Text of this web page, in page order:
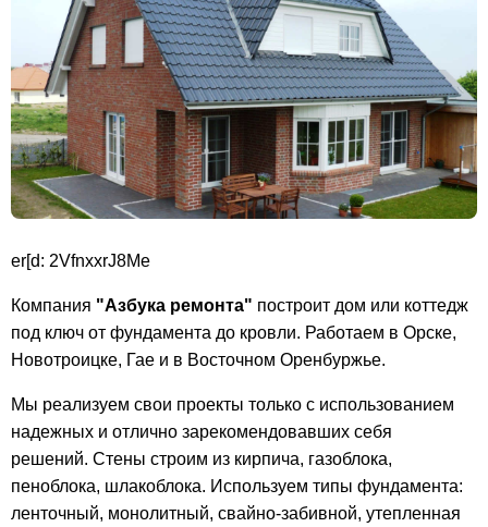
er[d: 2VfnxxrJ8Me
Компания "Азбука ремонта" построит дом или коттедж
под ключ от фундамента до кровли. Работаем в Орске,
Новотроицке, Гае и в Восточном Оренбуржье.
Мы реализуем свои проекты только с использованием
надежных и отлично зарекомендовавших себя
решений. Стены строим из кирпича, газоблока,
пеноблока, шлакоблока. Используем типы фундамента:
ленточный, монолитный, свайно-забивной, утепленная